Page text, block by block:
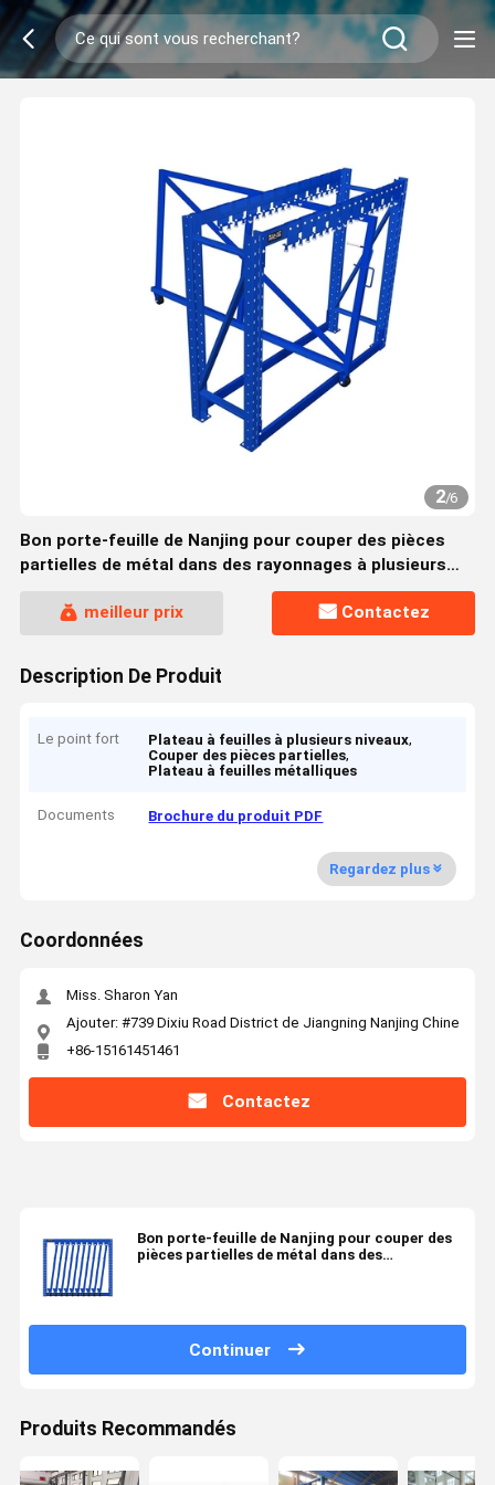
2/6
Bon porte-feuille de Nanjing pour couper des pièces
partielles de métal dans des rayonnages à plusieurs
meilleur prix
Contactez
Description De Produit
Le point fort Plateau à feuilles à plusieurs niveaux,
Couper des pièces partielles,
Plateau à feuilles métalliques
Documents Brochure du produit PDF
Regardez plus
Coordonnées
Miss. Sharon Yan
Ajouter: #739 Dixiu Road District de Jiangning Nanjing Chine
+86-15161451461
Contactez
Bon porte-feuille de Nanjing pour couper des
pièces partielles de métal dans des
Continuer
Produits Recommandés